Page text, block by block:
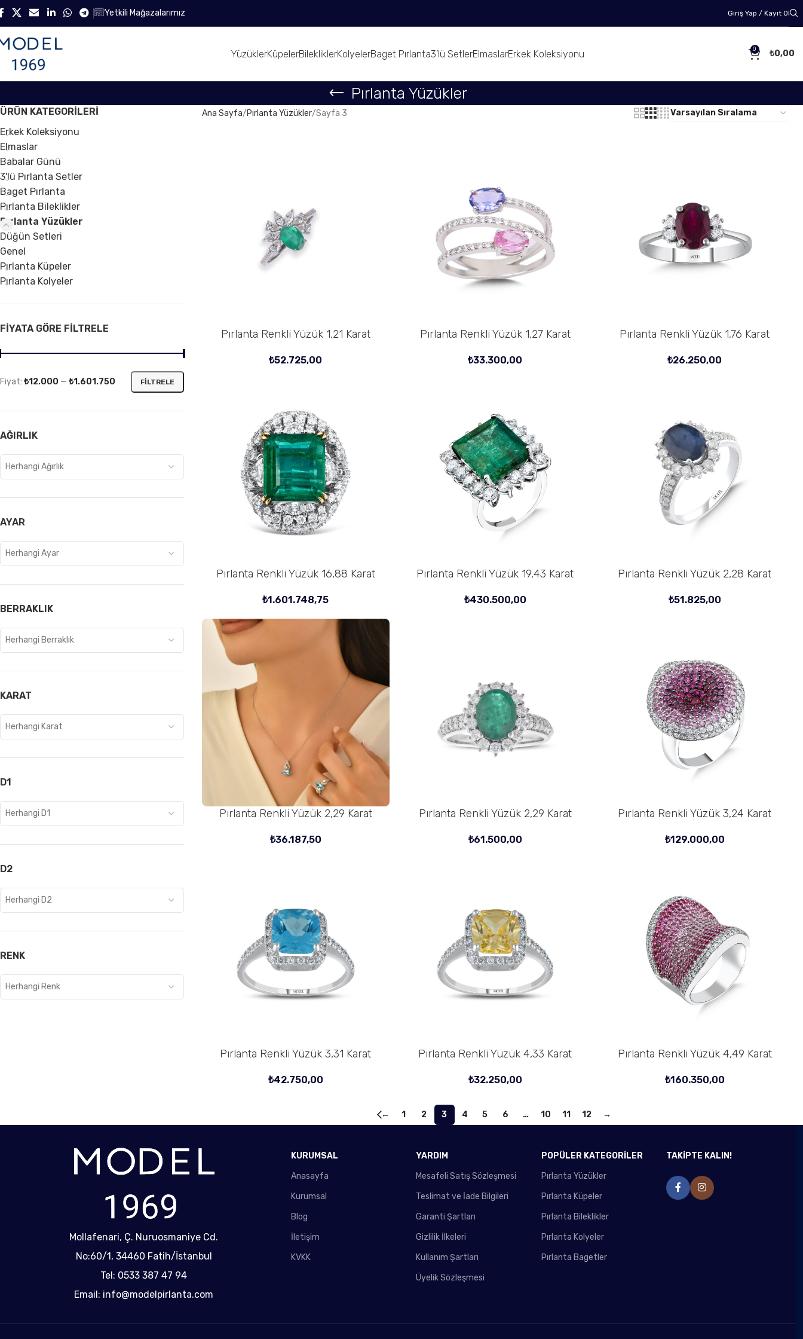
Yetkili Mağazalarımız Giriş Yap / Kayıt Ol
YüzüklerKüpelerBilekliklerKolyelerBaget Pırlanta3’lü SetlerElmaslarErkek Koleksiyonu 0 ₺0,00
Pırlanta Yüzükler
ÜRÜN KATEGORILERI
Erkek Koleksiyonu
Elmaslar
Babalar Günü
3'lü Pırlanta Setler
Baget Pırlanta
Pırlanta Bileklikler
Pırlanta Yüzükler
Düğün Setleri
Genel
Pırlanta Küpeler
Pırlanta Kolyeler
FIYATA GÖRE FILTRELE
FILTRELE
Fiyat: ₺12.000 — ₺1.601.750
AĞIRLIK
Herhangi Ağırlık
AYAR
Herhangi Ayar
BERRAKLIK
Herhangi Berraklık
KARAT
Herhangi Karat
D1
Herhangi D1
D2
Herhangi D2
RENK
Herhangi Renk
Ana Sayfa Pırlanta Yüzükler Sayfa 3
SEPETE EKLE
Pırlanta Renkli Yüzük 1,21 Karat
₺52.725,00
SEPETE EKLE
Pırlanta Renkli Yüzük 1,27 Karat
₺33.300,00
SEPETE EKLE
Pırlanta Renkli Yüzük 1,76 Karat
₺26.250,00
SEPETE EKLE
Pırlanta Renkli Yüzük 16,88 Karat
₺1.601.748,75
SEPETE EKLE
Pırlanta Renkli Yüzük 19,43 Karat
₺430.500,00
SEPETE EKLE
Pırlanta Renkli Yüzük 2,28 Karat
₺51.825,00
SEPETE EKLE
Pırlanta Renkli Yüzük 2,29 Karat
₺36.187,50
SEPETE EKLE
Pırlanta Renkli Yüzük 2,29 Karat
₺61.500,00
SEPETE EKLE
Pırlanta Renkli Yüzük 3,24 Karat
₺129.000,00
SEPETE EKLE
Pırlanta Renkli Yüzük 3,31 Karat
₺42.750,00
SEPETE EKLE
Pırlanta Renkli Yüzük 4,33 Karat
₺32.250,00
SEPETE EKLE
Pırlanta Renkli Yüzük 4,49 Karat
₺160.350,00
← 1 2 3 4 5 6 … 10 11 12 →
Mollafenari, Ç. Nuruosmaniye Cd.
No:60/1, 34460 Fatih/İstanbul
Tel: 0533 387 47 94
Email: info@modelpirlanta.com
KURUMSAL
Anasayfa
Kurumsal
Blog
İletişim
KVKK
YARDIM
Mesafeli Satış Sözleşmesi
Teslimat ve İade Bilgileri
Garanti Şartları
Gizlilik İlkeleri
Kullanım Şartları
Üyelik Sözleşmesi
POPÜLER KATEGORİLER
Pırlanta Yüzükler
Pırlanta Küpeler
Pırlanta Bileklikler
Pırlanta Kolyeler
Pırlanta Bagetler
TAKİPTE KALIN!